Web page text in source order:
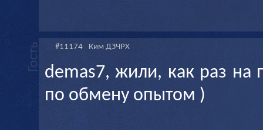
#11174 Ким ДЗЧРХ
demas7, жили, как раз на
по обмену опытом )